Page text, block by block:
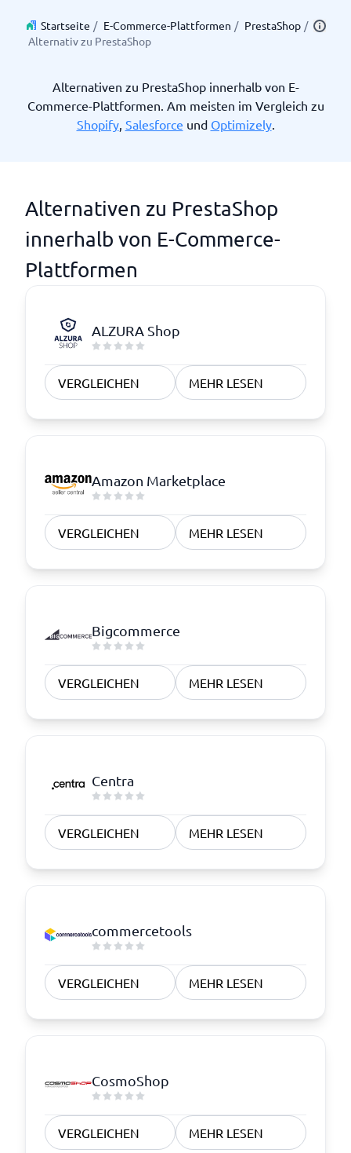
Startseite / E-Commerce-Plattformen / PrestaShop /
Alternativ zu PrestaShop
Alternativen zu PrestaShop innerhalb von E-
Commerce-Plattformen. Am meisten im Vergleich zu
Shopify, Salesforce und Optimizely.
Alternativen zu PrestaShop
innerhalb von E-Commerce-
Plattformen
ALZURA Shop
VERGLEICHEN MEHR LESEN
Amazon Marketplace
VERGLEICHEN MEHR LESEN
Bigcommerce
VERGLEICHEN MEHR LESEN
Centra
VERGLEICHEN MEHR LESEN
commercetools
VERGLEICHEN MEHR LESEN
CosmoShop
VERGLEICHEN MEHR LESEN